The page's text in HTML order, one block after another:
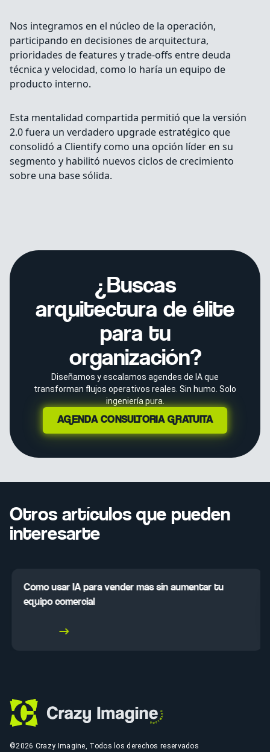
Nos integramos en el núcleo de la operación,
participando en decisiones de arquitectura,
prioridades de features y trade-offs entre deuda
técnica y velocidad, como lo haría un equipo de
producto interno.
Esta mentalidad compartida permitió que la versión
2.0 fuera un verdadero upgrade estratégico que
consolidó a Clientify como una opción líder en su
segmento y habilitó nuevos ciclos de crecimiento
sobre una base sólida.
¿Buscas
arquitectura de élite
para tu
organización?
Diseñamos y escalamos agendes de IA que
transforman flujos operativos reales. Sin humo. Solo
ingeniería pura.
AGENDA CONSULTORÍA GRATUITA
Otros artículos que pueden
interesarte
Cómo usar IA para vender más sin aumentar tu
equipo comercial
©2026 Crazy Imagine, Todos los derechos reservados